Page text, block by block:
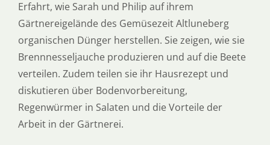
Erfahrt, wie Sarah und Philip auf ihrem
Gärtnereigelände des Gemüsezeit Altluneberg
organischen Dünger herstellen. Sie zeigen, wie sie
Brennnesseljauche produzieren und auf die Beete
verteilen. Zudem teilen sie ihr Hausrezept und
diskutieren über Bodenvorbereitung,
Regenwürmer in Salaten und die Vorteile der
Arbeit in der Gärtnerei.